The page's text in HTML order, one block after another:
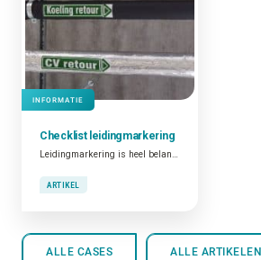
INFORMATIE
Checklist leidingmarkering
ARTIKEL
ALLE CASES ALLE ARTIKELEN